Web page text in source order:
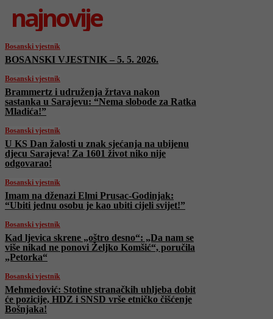
najnovije
Bosanski vjestnik
BOSANSKI VJESTNIK – 5. 5. 2026.
Bosanski vjestnik
Brammertz i udruženja žrtava nakon
sastanka u Sarajevu: “Nema slobode za Ratka
Mladića!”
Bosanski vjestnik
U KS Dan žalosti u znak sjećanja na ubijenu
djecu Sarajeva! Za 1601 život niko nije
odgovarao!
Bosanski vjestnik
Imam na dženazi Elmi Prusac-Godinjak:
“Ubiti jednu osobu je kao ubiti cijeli svijet!”
Bosanski vjestnik
Kad ljevica skrene „oštro desno“: „Da nam se
više nikad ne ponovi Željko Komšić“, poručila
„Petorka“
Bosanski vjestnik
Mehmedović: Stotine stranačkih uhljeba dobit
će pozicije, HDZ i SNSD vrše etničko čišćenje
Bošnjaka!